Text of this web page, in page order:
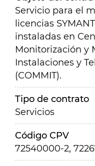
Servicio para el
licencias
instaladas en
Monitorización y
Instalaciones y
(COMMIT).
Tipo de contrato
Servicios
Código CPV
72540000-2,